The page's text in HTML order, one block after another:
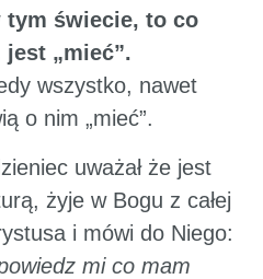
tym świecie, to co
jest „mieć”.
wszystko, nawet
o nim „mieć”.
uważał że jest
żyje w Bogu z całej
i mówi do Niego:
mi co mam